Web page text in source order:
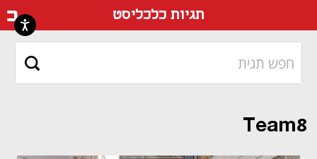
תגיות כלכליסט
Team8